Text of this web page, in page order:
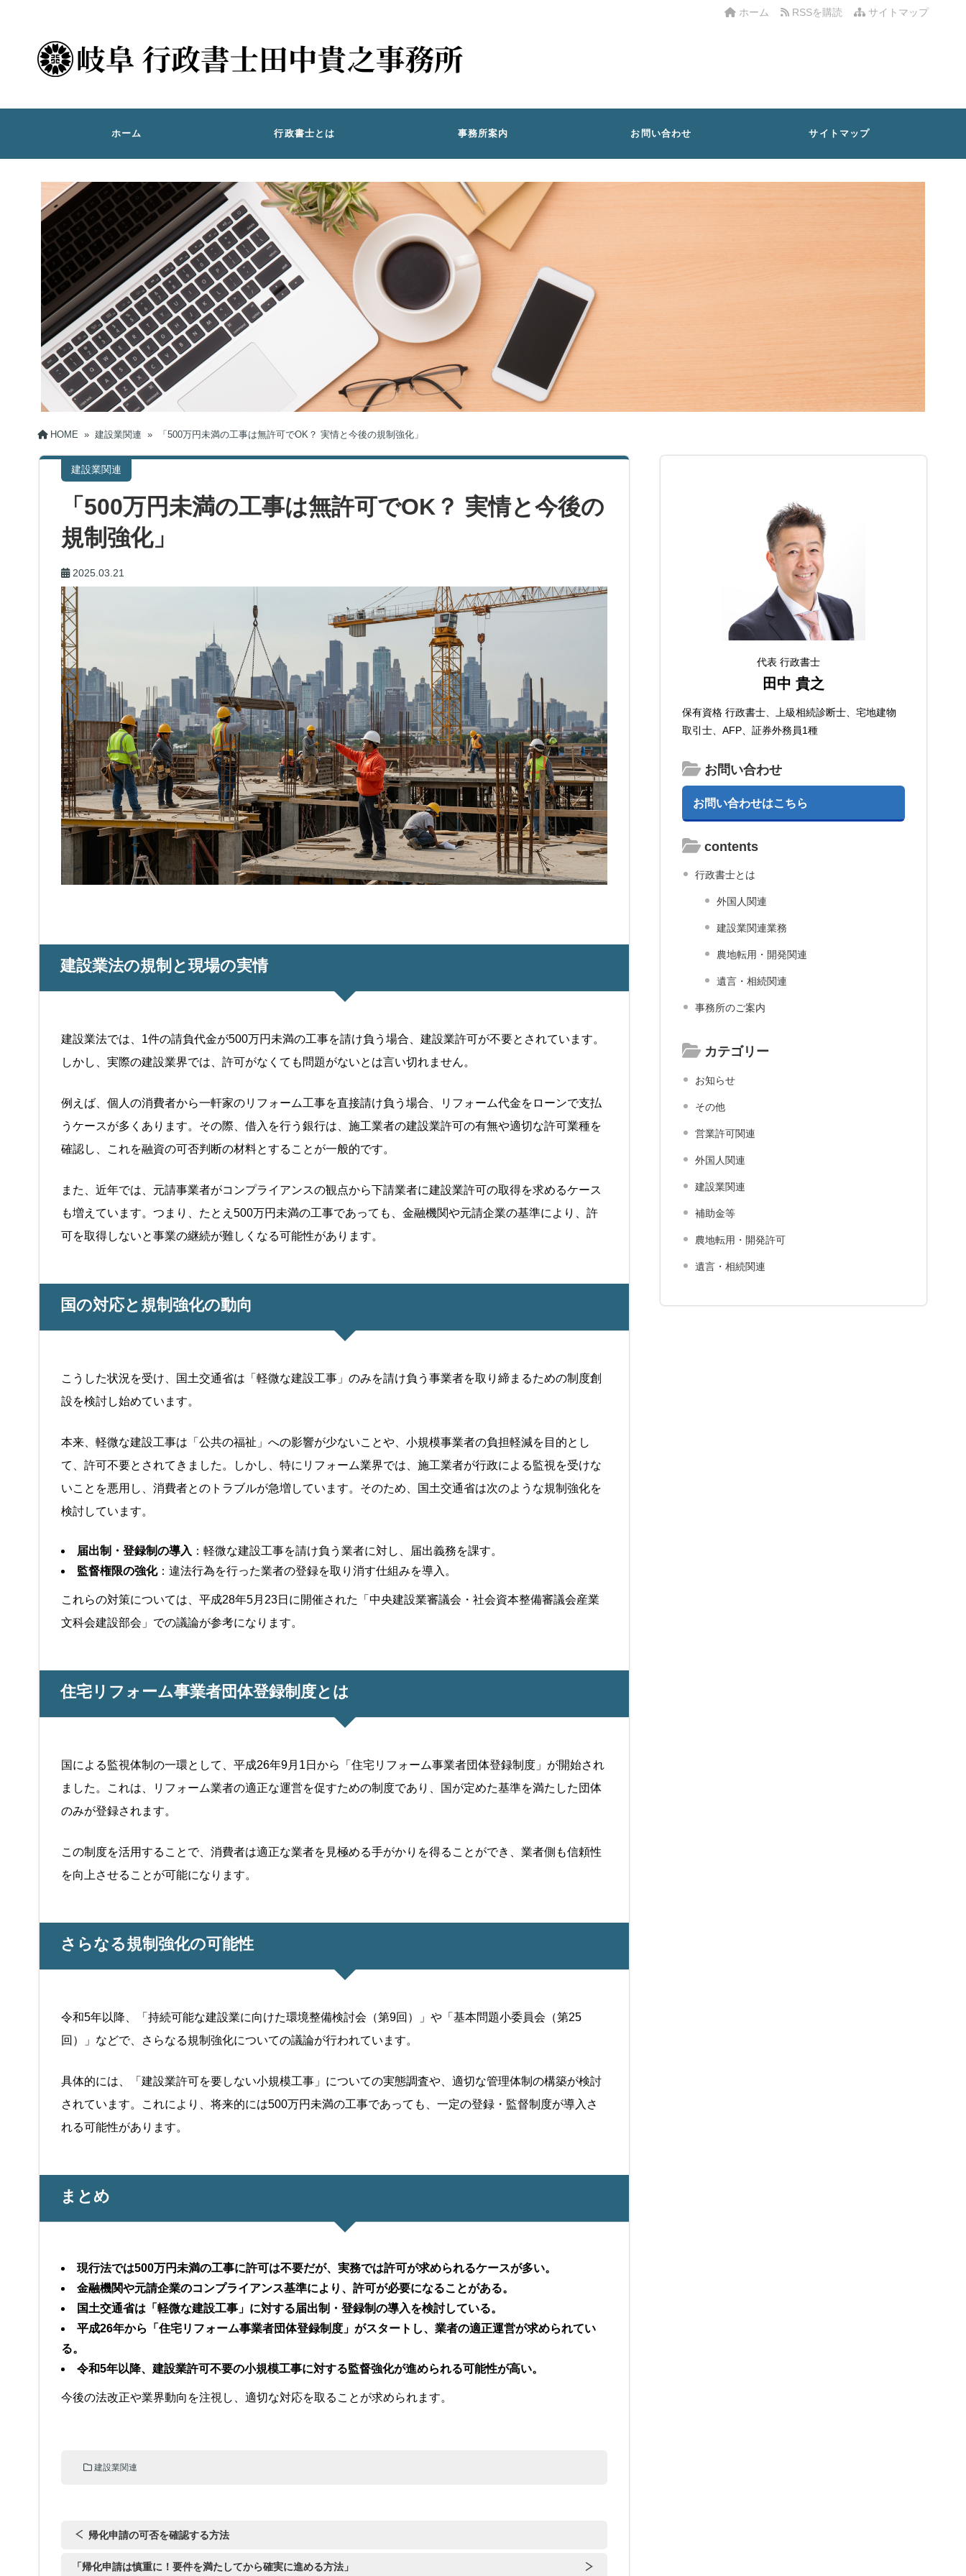
サイトマップ
RSSを購読
ホーム
ホーム 行政書士とは 事務所案内 お問い合わせ サイトマップ
HOME » 建設業関連 » 「500万円未満の工事は無許可でOK？ 実情と今後の規制強化」
建設業関連
「500万円未満の工事は無許可でOK？ 実情と今後の
規制強化」
2025.03.21
建設業法の規制と現場の実情
建設業法では、1件の請負代金が500万円未満の工事を請け負う場合、建設業許可が不要とされています。
しかし、実際の建設業界では、許可がなくても問題がないとは言い切れません。
例えば、個人の消費者から一軒家のリフォーム工事を直接請け負う場合、リフォーム代金をローンで支払
うケースが多くあります。その際、借入を行う銀行は、施工業者の建設業許可の有無や適切な許可業種を
確認し、これを融資の可否判断の材料とすることが一般的です。
また、近年では、元請事業者がコンプライアンスの観点から下請業者に建設業許可の取得を求めるケース
も増えています。つまり、たとえ500万円未満の工事であっても、金融機関や元請企業の基準により、許
可を取得しないと事業の継続が難しくなる可能性があります。
国の対応と規制強化の動向
こうした状況を受け、国土交通省は「軽微な建設工事」のみを請け負う事業者を取り締まるための制度創
設を検討し始めています。
本来、軽微な建設工事は「公共の福祉」への影響が少ないことや、小規模事業者の負担軽減を目的とし
て、許可不要とされてきました。しかし、特にリフォーム業界では、施工業者が行政による監視を受けな
いことを悪用し、消費者とのトラブルが急増しています。そのため、国土交通省は次のような規制強化を
検討しています。
届出制・登録制の導入 ：軽微な建設工事を請け負う業者に対し、届出義務を課す。
監督権限の強化：違法行為を行った業者の登録を取り消す仕組みを導入。
これらの対策については、平成28年5月23日に開催された「中央建設業審議会・社会資本整備審議会産業
文科会建設部会」での議論が参考になります。
住宅リフォーム事業者団体登録制度とは
国による監視体制の一環として、平成26年9月1日から「住宅リフォーム事業者団体登録制度」が開始され
ました。これは、リフォーム業者の適正な運営を促すための制度であり、国が定めた基準を満たした団体
のみが登録されます。
この制度を活用することで、消費者は適正な業者を見極める手がかりを得ることができ、業者側も信頼性
を向上させることが可能になります。
さらなる規制強化の可能性
令和5年以降、「持続可能な建設業に向けた環境整備検討会（第9回）」や「基本問題小委員会（第25
回）」などで、さらなる規制強化についての議論が行われています。
具体的には、「建設業許可を要しない小規模工事」についての実態調査や、適切な管理体制の構築が検討
されています。これにより、将来的には500万円未満の工事であっても、一定の登録・監督制度が導入さ
れる可能性があります。
まとめ
現行法では500万円未満の工事に許可は不要だが、実務では許可が求められるケースが多い。
金融機関や元請企業のコンプライアンス基準により、許可が必要になることがある。
国土交通省は「軽微な建設工事」に対する届出制・登録制の導入を検討している。
平成26年から「住宅リフォーム事業者団体登録制度」がスタートし、業者の適正運営が求められてい
る。
令和5年以降、建設業許可不要の小規模工事に対する監督強化が進められる可能性が高い。
今後の法改正や業界動向を注視し、適切な対応を取ることが求められます。
建設業関連
帰化申請の可否を確認する方法
「帰化申請は慎重に！要件を満たしてから確実に進める方法」
代表 行政書士
田中 貴之
保有資格 行政書士、上級相続診断士、宅地建物
取引士、AFP、証券外務員1種
お問い合わせ
お問い合わせはこちら
contents
行政書士とは
外国人関連
建設業関連業務
農地転用・開発関連
遺言・相続関連
事務所のご案内
カテゴリー
お知らせ
その他
営業許可関連
外国人関連
建設業関連
補助金等
農地転用・開発許可
遺言・相続関連